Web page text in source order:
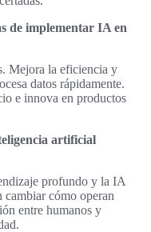
de implementar IA en
Mejora la eficiencia y
datos rápidamente.
e innova en productos
artificial
profundo y la IA
cambiar cómo operan
entre humanos y